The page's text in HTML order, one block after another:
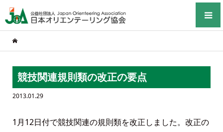
競技関連規則類の改正の要点
2013.01.29
1月12日付で競技関連の規則類を改正しました。改正の